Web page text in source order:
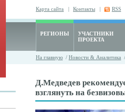
Карта сайта | Контакты | RSS
РЕГИОНЫ
УЧАСТНИКИ
ПРОЕКТА
На главную / Новости & Аналитика
Д.Медведев
взглянуть на